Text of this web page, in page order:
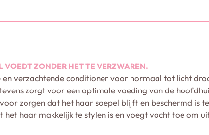
ZONDER HET TE VERZWAREN.
verzachtende conditioner voor normaal tot licht
zorgt voor een optimale voeding van de
zorgen dat het haar soepel blijft en beschermd is
haar makkelijk te stylen is en voegt vocht toe om